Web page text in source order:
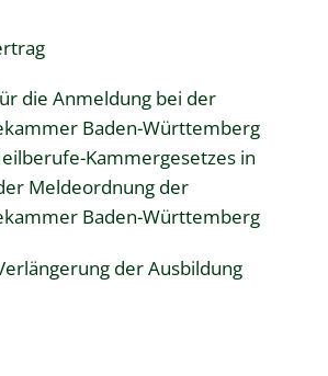
die Anmeldung bei der
Baden-Württemberg
Kammergesetzes in
Meldeordnung der
Baden-Württemberg
der Ausbildung